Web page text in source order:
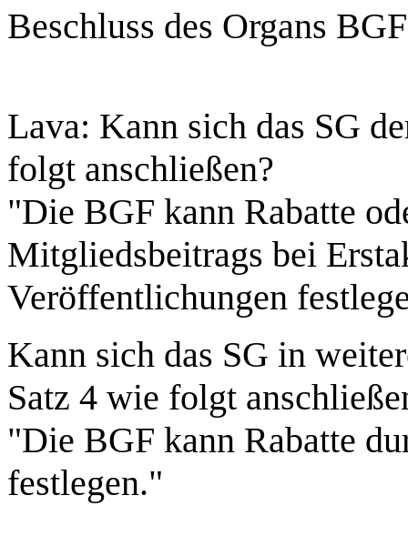
Beschluss des Organs
Lava: Kann sich das SG
folgt anschließen?
"Die BGF kann Rabatte
Mitgliedsbeitrags bei
Veröffentlichungen
Kann sich das SG in
Satz 4 wie folgt
"Die BGF kann Rabatte
festlegen."